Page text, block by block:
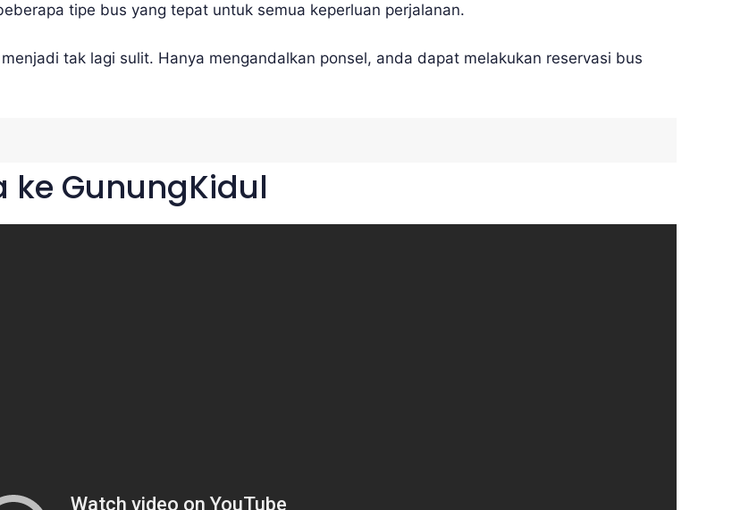
tipe bus yang tepat untuk semua keperluan perjalanan.
tak lagi sulit. Hanya mengandalkan ponsel, anda dapat melakukan reservasi bus
ke GunungKidul